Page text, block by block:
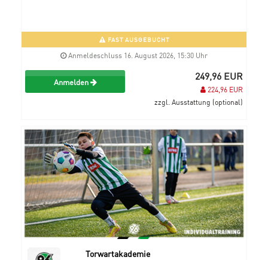
FAST AUSGEBUCHT
Anmeldeschluss 16. August 2026, 15:30 Uhr
Anmelden 249,96 EUR
224,96 EUR
zzgl. Ausstattung (optional)
Torwartakademie